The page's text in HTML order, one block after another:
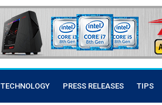
TECHNOLOGY PRESS RELEASES TIPS